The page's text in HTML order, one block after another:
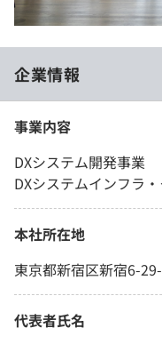
企業情報
事業内容
DXシステム開発事業
DXシステムインフラ
本社所在地
東京都新宿区新宿6-
代表者氏名